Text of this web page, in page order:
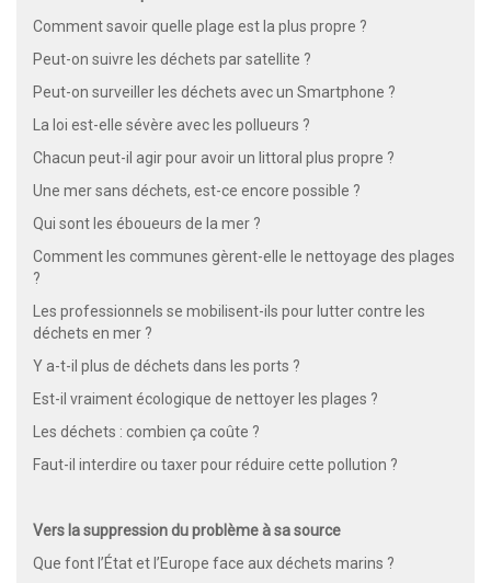
Comment savoir quelle plage est la plus propre ?
Peut-on suivre les déchets par satellite ?
Peut-on surveiller les déchets avec un Smartphone ?
La loi est-elle sévère avec les pollueurs ?
Chacun peut-il agir pour avoir un littoral plus propre ?
Une mer sans déchets, est-ce encore possible ?
Qui sont les éboueurs de la mer ?
Comment les communes gèrent-elle le nettoyage des plages
?
Les professionnels se mobilisent-ils pour lutter contre les
déchets en mer ?
Y a-t-il plus de déchets dans les ports ?
Est-il vraiment écologique de nettoyer les plages ?
Les déchets : combien ça coûte ?
Faut-il interdire ou taxer pour réduire cette pollution ?
Vers la suppression du problème à sa source
Que font l’État et l’Europe face aux déchets marins ?